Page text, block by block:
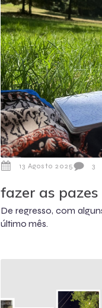
13 Agosto 2025 3
fazer as
De regresso, com
último mês.